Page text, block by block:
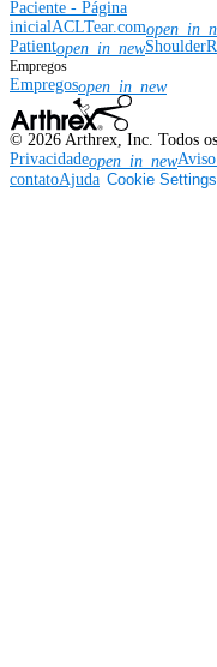
Paciente - Página
inicialACLTear.com
Patientopen_in_new
Empregos
Empregosopen_in_new
© 2026 Arthrex, Inc. Todos
Privacidadeopen_in_new
contatoAjuda Cookie Settings